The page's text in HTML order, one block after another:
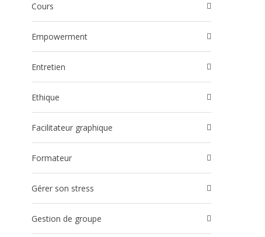
Cours
Empowerment
Entretien
Ethique
Facilitateur graphique
Formateur
Gérer son stress
Gestion de groupe